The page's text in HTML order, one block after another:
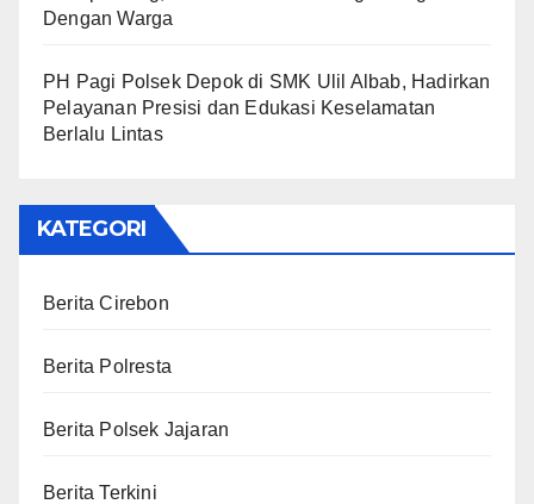
Dengan Warga
PH Pagi Polsek Depok di SMK Ulil Albab, Hadirkan
Pelayanan Presisi dan Edukasi Keselamatan
Berlalu Lintas
KATEGORI
Berita Cirebon
Berita Polresta
Berita Polsek Jajaran
Berita Terkini